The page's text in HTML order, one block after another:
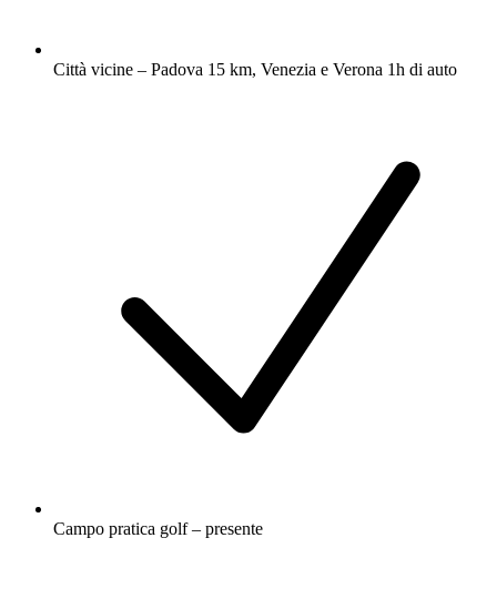
Città vicine – Padova 15 km, Venezia e Verona 1h di auto
Campo pratica golf – presente